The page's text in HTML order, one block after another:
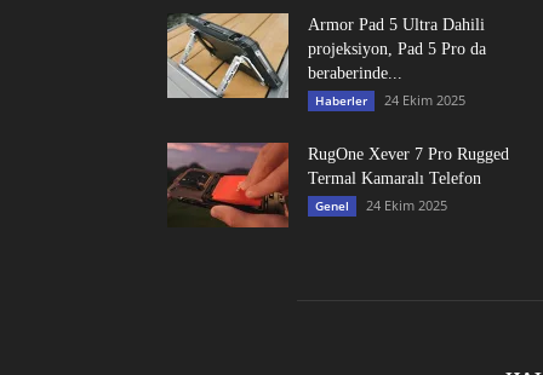
Armor Pad 5 Ultra Dahili
projeksiyon, Pad 5 Pro da
beraberinde...
Haberler 24 Ekim 2025
RugOne Xever 7 Pro Rugged
Termal Kamaralı Telefon
Genel 24 Ekim 2025